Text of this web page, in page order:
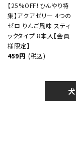
【25%OFF！ひんやり特
集】アクアゼリー 4つの
ゼロ りんご風味 スティ
ックタイプ 8本入【会員
様限定】
459円 (税込)